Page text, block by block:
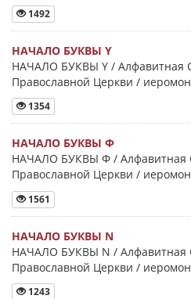
1492
НАЧАЛО БУКВЫ Y
НАЧАЛО БУКВЫ Y / Алфавитная
Православной Церкви /
1354
НАЧАЛО БУКВЫ Φ
НАЧАЛО БУКВЫ Φ / Алфавитная
Православной Церкви /
1561
НАЧАЛО БУКВЫ Ν
НАЧАЛО БУКВЫ Ν / Алфавитная
Православной Церкви /
1243